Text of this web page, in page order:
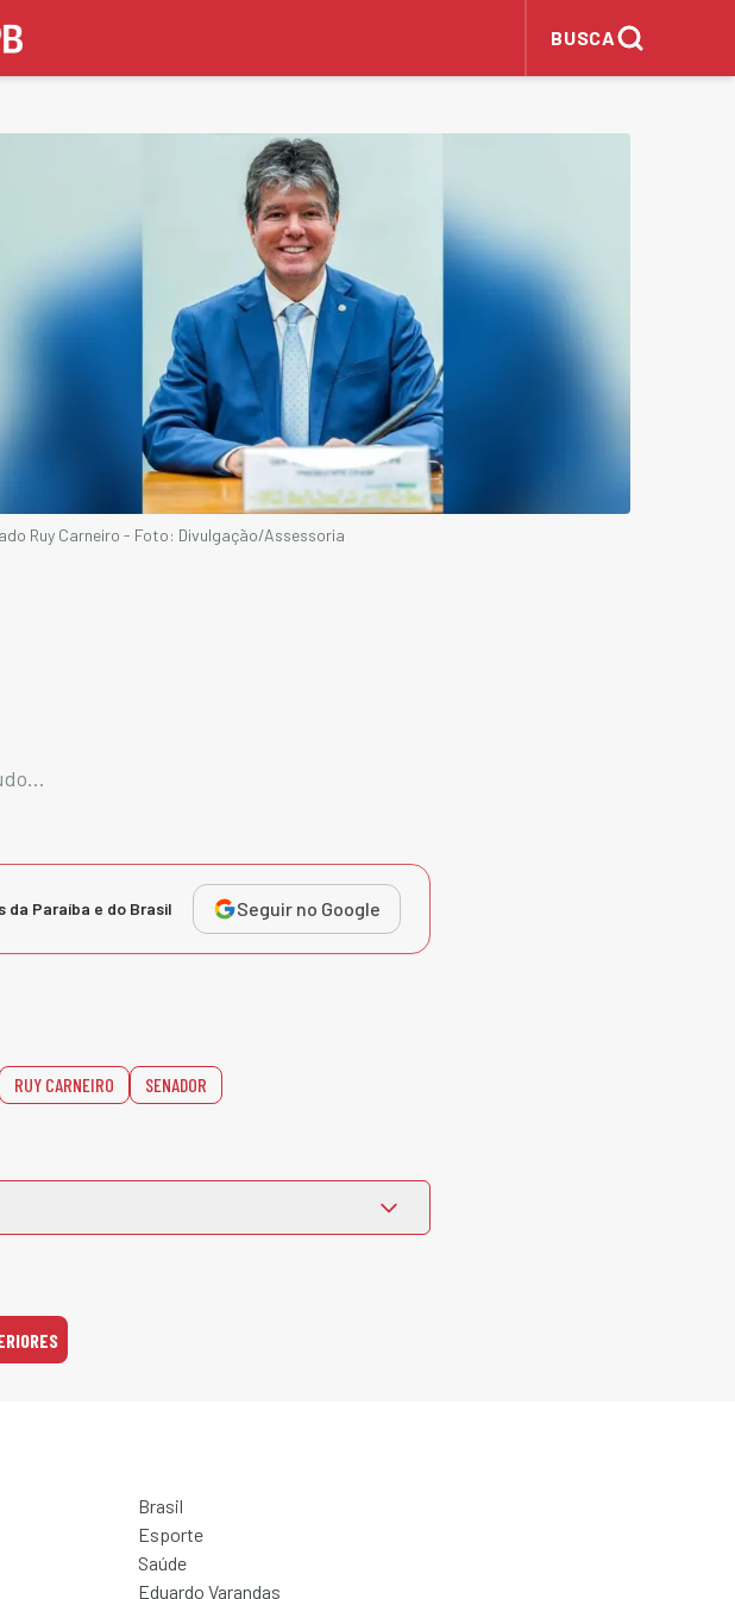
BUSCA
Ruy Carneiro - Foto: Divulgação/Assessoria
da Paraíba e do Brasil Seguir no Google
RUY CARNEIRO
SENADOR
Brasil
Esporte
Saúde
Eduardo Varandas